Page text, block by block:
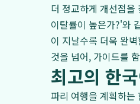
더 정교하게 개선점
이탈률이 높은가?'와
이 지날수록 더욱 완
것을 넘어, 가이드를
최고의 한
파리 여행을 계획하